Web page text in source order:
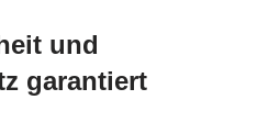
und
garantiert